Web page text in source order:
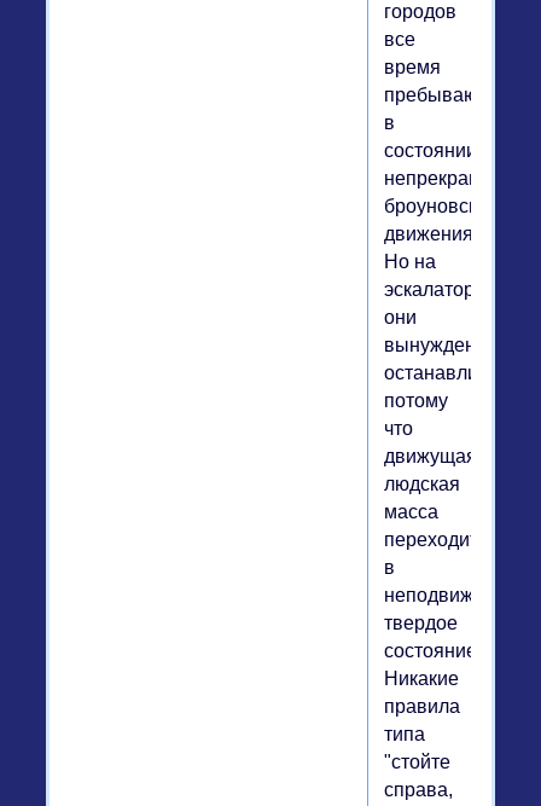
городов
все
время
пребывают
в
состоянии
броуновского
движения.
Но на
эскалаторах
они
вынуждены
потому
что
движущаяся
людская
масса
переходит
в
неподвижно-
твердое
состояние.
Никакие
правила
типа
"стойте
справа,